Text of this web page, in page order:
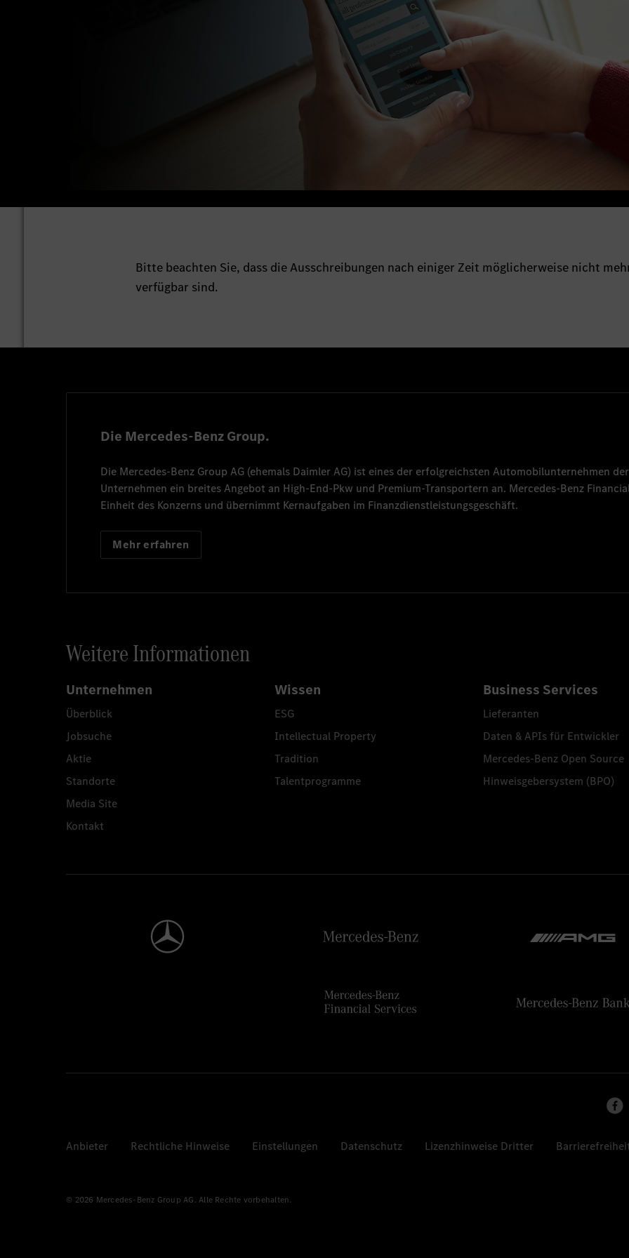
Bitte beachten Sie, dass die Ausschreibungen nach einiger Zeit möglicherweise nicht
verfügbar sind.
Die Mercedes-Benz Group.
Die Mercedes-Benz Group AG (ehemals Daimler AG) ist eines der erfolgreichsten Automobilunternehmen
Unternehmen ein breites Angebot an High-End-Pkw und Premium-Transportern an. Mercedes-Benz
Einheit des Konzerns und übernimmt Kernaufgaben im Finanzdienstleistungsgeschäft.
Mehr erfahren
Weitere Informationen
Unternehmen
Überblick
Jobsuche
Aktie
Standorte
Media Site
Kontakt
Wissen
ESG
Intellectual Property
Tradition
Talentprogramme
Business Services
Lieferanten
Daten & APIs für Entwickler
Mercedes-Benz Open Source
Hinweisgebersystem (BPO)
Anbieter Rechtliche Hinweise Einstellungen Datenschutz Lizenzhinweise Dritter
© 2026 Mercedes-Benz Group AG. Alle Rechte vorbehalten.